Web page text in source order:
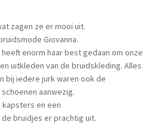
zagen ze er mooi uit.
Giovanna.
enorm haar best gedaan om onze
uitkleden van de bruidskleding. Alles
bij iedere jurk waren ook de
aanwezig.
en een
bruidjes er prachtig uit.